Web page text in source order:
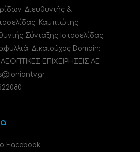
Διευθυντής &
Καμπιώτης
Σύνταξης Ιστοσελίδας:
Δικαιούχος Domain:
ΕΠΙΧΕΙΡΗΣΕΙΣ ΑΕ
Facebook